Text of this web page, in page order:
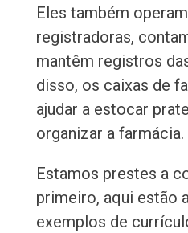
Eles também
registradoras,
mantêm registros
disso, os caixas de
ajudar a estocar
organizar a farmácia.
Estamos prestes a
primeiro, aqui estão
exemplos de